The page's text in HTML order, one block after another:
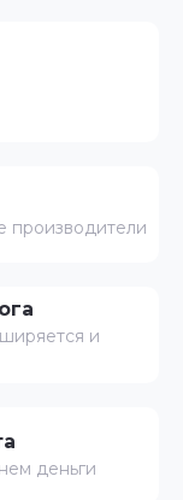
производители
и
деньги